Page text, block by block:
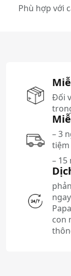
i
Phù hợp với
Đối
– 3
tiệm
– 15
con